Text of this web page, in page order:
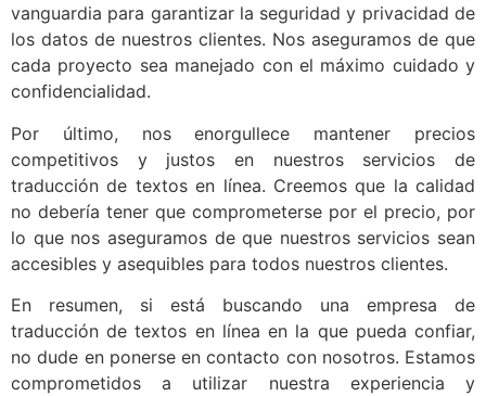
vanguardia para garantizar la seguridad y privacidad de
los datos de nuestros clientes. Nos aseguramos de que
cada proyecto sea manejado con el máximo cuidado y
confidencialidad.
Por último, nos enorgullece mantener precios
competitivos y justos en nuestros servicios de
traducción de textos en línea. Creemos que la calidad
no debería tener que comprometerse por el precio, por
lo que nos aseguramos de que nuestros servicios sean
accesibles y asequibles para todos nuestros clientes.
En resumen, si está buscando una empresa de
traducción de textos en línea en la que pueda confiar,
no dude en ponerse en contacto con nosotros. Estamos
comprometidos a utilizar nuestra experiencia y